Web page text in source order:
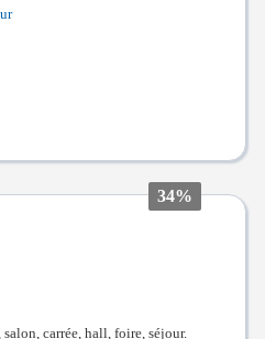
34%
carrée, hall, foire, séjour.